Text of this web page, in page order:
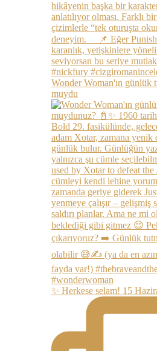
Wonder Woman'ın günlük
muydu
✨ Herkese selam! 15